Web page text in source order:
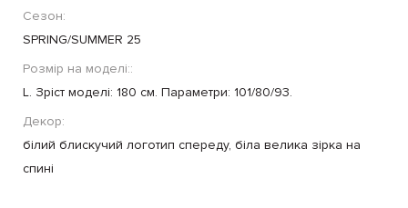
Сезон:
SPRING/SUMMER 25
Розмір на моделі::
L. Зріст моделі: 180 см. Параметри: 101/80/93.
Декор:
білий блискучий логотип спереду, біла велика зірка на
спині